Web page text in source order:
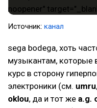
Источник: канал
sega bodega, хоть
музыкантам, которые
курс в сторону
электроники (см. umru,
oklou, да и тот же a.g.